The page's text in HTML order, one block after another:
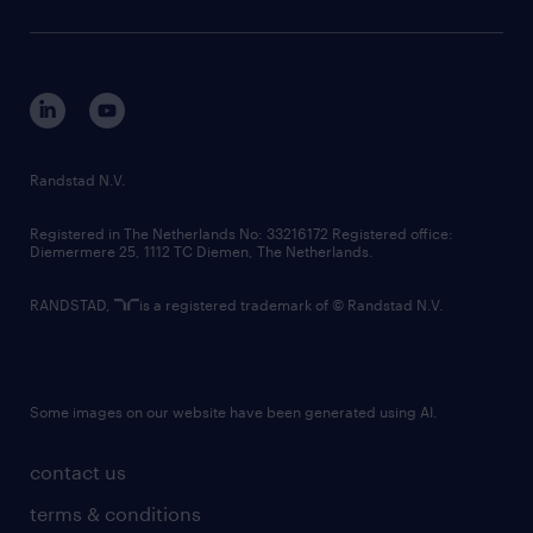
corporate governance
randstad innovation fund
country websites
contact us
terms & conditions
Randstad N.V.
Registered in The Netherlands No: 33216172 Registered office:
Diemermere 25, 1112 TC Diemen, The Netherlands.
RANDSTAD, is a registered trademark of © Randstad N.V.
Some images on our website have been generated using AI.